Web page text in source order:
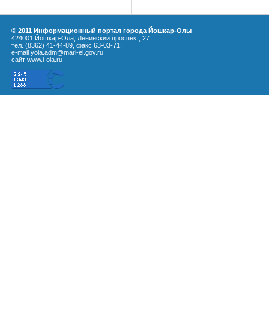
© 2011 Информационный портал города Йошкар-Олы
424001 Йошкар-Ола, Ленинский проспект, 27
тел. (8362) 41-44-89, факс 63-03-71,
e-mail yola.adm@mari-el.gov.ru
сайт www.i-ola.ru